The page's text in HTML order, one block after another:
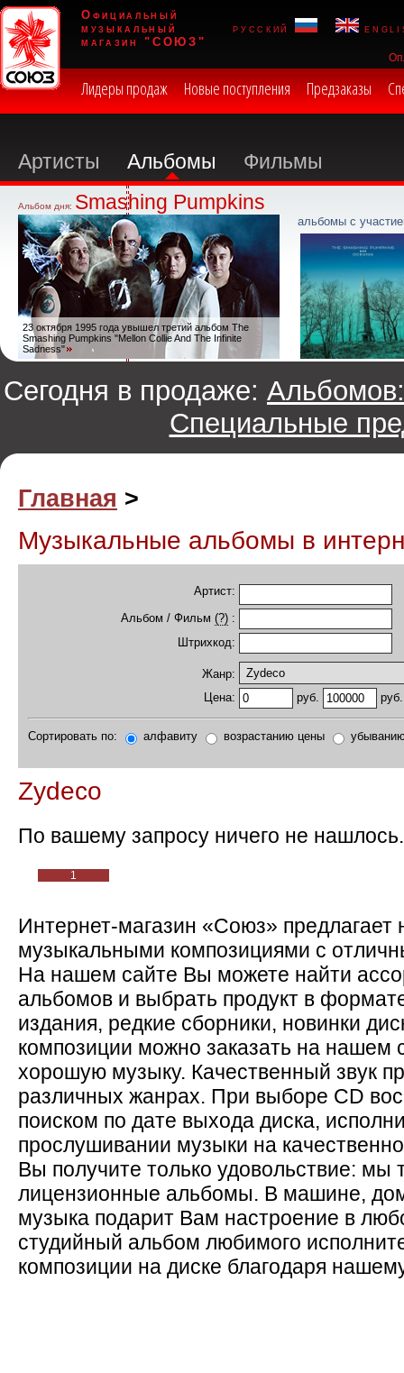
Официальный
музыкальный
магазин "СОЮЗ"
русский
Лидеры продаж Новые поступления Предзаказы
Артисты Альбомы Фильмы
Альбом дня: Smashing Pumpkins
23 октября 1995 года увышел третий альбом The
Smashing Pumpkins "Mellon Collie And The Infinite
Sadness"
альбомы с
Сегодня в продаже: Альбомов:
Специальные
Главная >
Музыкальные альбомы в
Артист:
Альбом / Фильм (?) :
Штрихкод:
Жанр:
Цена:
руб. руб.
Сортировать по: алфавиту возрастанию цены
Zydeco
По вашему запросу ничего не нашлось.
1
Интернет-магазин «Союз» предлагает
музыкальными композициями с
На нашем сайте Вы можете найти
альбомов и выбрать продукт в
издания, редкие сборники, новинки
композиции можно заказать на нашем
хорошую музыку. Качественный звук
различных жанрах. При выборе CD
поиском по дате выхода диска,
прослушивании музыки на
Вы получите только удовольствие: мы
лицензионные альбомы. В машине,
музыка подарит Вам настроение в
студийный альбом любимого
композиции на диске благодаря